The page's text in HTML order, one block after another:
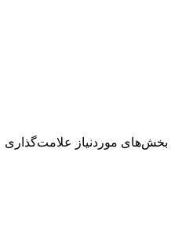
بخش‌های موردنیاز علامت‌گذاری